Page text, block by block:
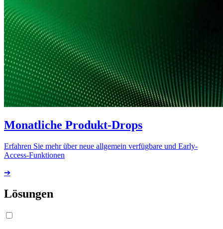
Monatliche Produkt-Drops
Erfahren Sie mehr über neue allgemein verfügbare und Early-
Access-Funktionen
➔
Lösungen